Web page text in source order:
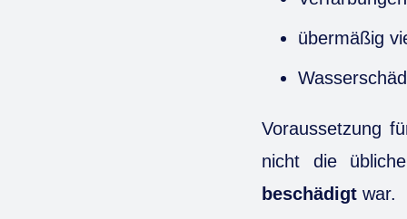
übermäßig
Voraussetzung
nicht die
beschädigt war.